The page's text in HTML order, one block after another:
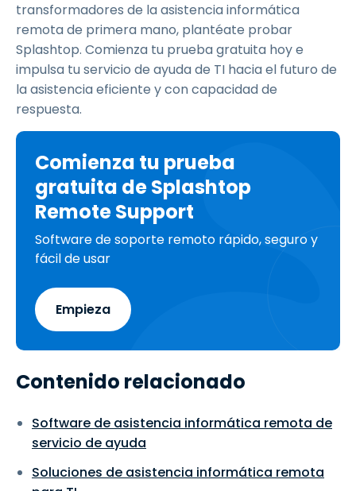
transformadores de la asistencia informática
remota de primera mano, plantéate probar
Splashtop. Comienza tu prueba gratuita hoy e
impulsa tu servicio de ayuda de TI hacia el futuro de
la asistencia eficiente y con capacidad de
respuesta.
Comienza tu prueba
gratuita de Splashtop
Remote Support
Software de soporte remoto rápido, seguro y
fácil de usar
Empieza
Contenido relacionado
Software de asistencia informática remota de
servicio de ayuda
Soluciones de asistencia informática remota